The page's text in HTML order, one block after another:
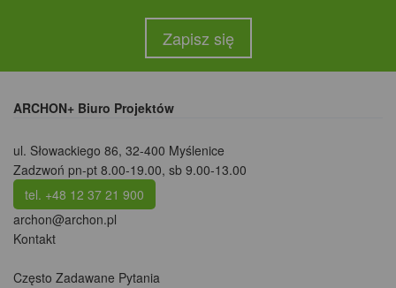
Zapisz się
ARCHON+ Biuro Projektów
ul. Słowackiego 86, 32-400 Myślenice
Zadzwoń pn-pt 8.00-19.00, sb 9.00-13.00
tel. +48 12 37 21 900
archon@archon.pl
Kontakt
Często Zadawane Pytania